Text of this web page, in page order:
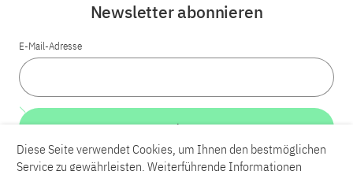
Newsletter abonnieren
E-Mail-Adresse
Weiter
Diese Seite verwendet Cookies, um Ihnen den bestmöglichen
Service zu gewährleisten. Weiterführende Informationen